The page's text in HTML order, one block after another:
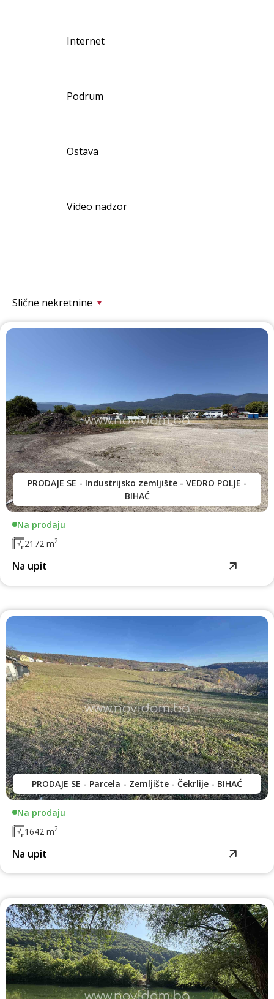
Internet
Podrum
Ostava
Video nadzor
Slične nekretnine
PRODAJE SE - Industrijsko zemljište - VEDRO POLJE -
BIHAĆ
Na prodaju
2172 m2
Na upit
PRODAJE SE - Parcela - Zemljište - Čekrlije - BIHAĆ
Na prodaju
1642 m2
Na upit